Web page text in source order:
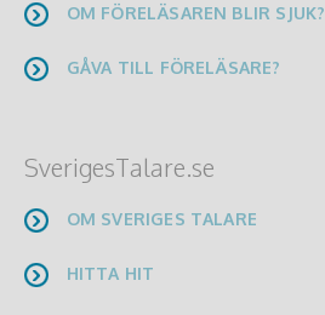
OM FÖRELÄSAREN BLIR SJUK?
GÅVA TILL FÖRELÄSARE?
SverigesTalare.se
OM SVERIGES TALARE
HITTA HIT